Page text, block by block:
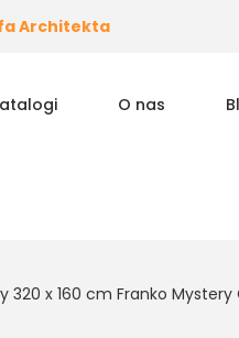
Architekta
O nas
320 x 160 cm Franko